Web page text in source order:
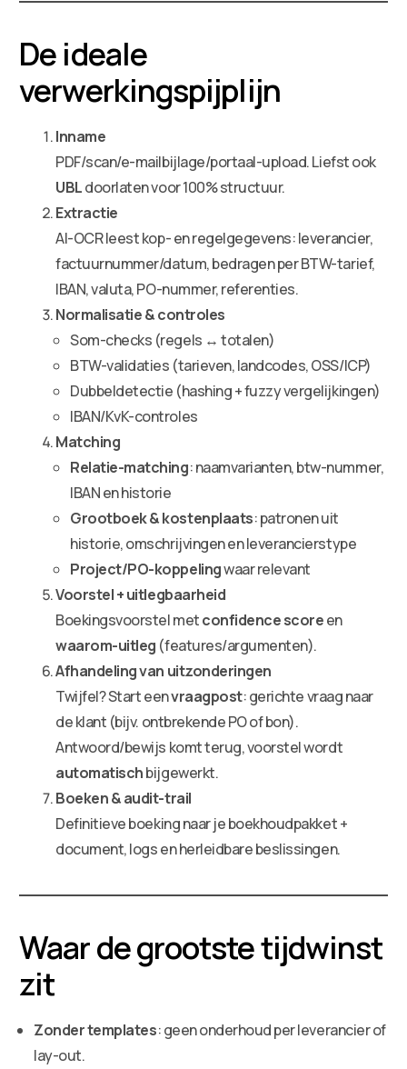
De ideale
verwerkingspijplijn
Inname
PDF/scan/e-mailbijlage/portaal-upload. Liefst ook
UBLdoorlaten voor 100% structuur.
Extractie
AI-OCR leest kop- en regelgegevens: leverancier,
factuurnummer/datum, bedragen per BTW-tarief,
IBAN, valuta, PO-nummer, referenties.
Normalisatie & controles
Som-checks (regels ↔ totalen)
BTW-validaties (tarieven, landcodes, OSS/ICP)
Dubbeldetectie (hashing + fuzzy vergelijkingen)
IBAN/KvK-controles
Matching
Relatie-matching: naamvarianten, btw-nummer,
IBAN en historie
Grootboek & kostenplaats: patronen uit
historie, omschrijvingen en leverancierstype
Project/PO-koppelingwaar relevant
Voorstel + uitlegbaarheid
Boekingsvoorstel metconfidence scoreen
waarom-uitleg (features/argumenten).
Afhandeling van uitzonderingen
Twijfel? Start eenvraagpost: gerichte vraag naar
de klant (bijv. ontbrekende PO of bon).
Antwoord/bewijs komt terug, voorstel wordt
automatischbijgewerkt.
Boeken & audit-trail
Definitieve boeking naar je boekhoudpakket +
document, logs en herleidbare beslissingen.
Waar de grootste tijdwinst
zit
Zonder templates: geen onderhoud per leverancier of
lay-out.